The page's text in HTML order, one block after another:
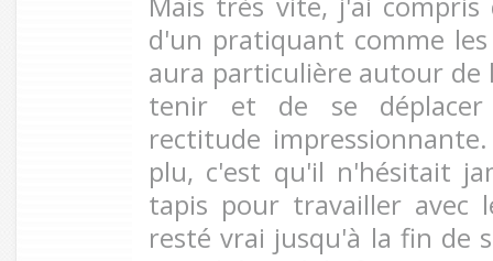
d'un pratiquant comme
aura particulière autour de
tenir et de se
rectitude
plu, c'est qu'il n'hésitait
tapis pour travailler avec
resté vrai jusqu'à la fin de